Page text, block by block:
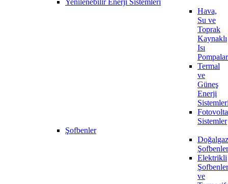
Yenilenebilir Enerji Sistemleri
Hava,
Su ve
Toprak
Kaynaklı
Isı
Termal
ve
Güneş
Enerji
Sistemler
Şofbenler
Şofbenler
Elektrikli
Şofbenler
ve